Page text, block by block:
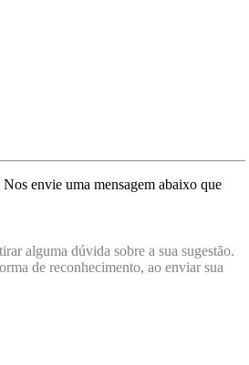
envie uma mensagem abaixo que
alguma dúvida sobre a sua sugestão.
de reconhecimento, ao enviar sua